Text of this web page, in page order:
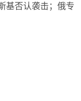
基否认袭击；俄专